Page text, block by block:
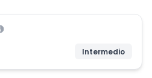
Intermedio